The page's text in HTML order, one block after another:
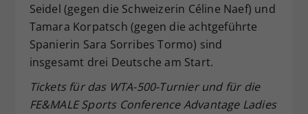
Seidel (gegen die Schweizerin Céline Naef) und
Tamara Korpatsch (gegen die achtgeführte
Spanierin Sara Sorribes Tormo) sind
insgesamt drei Deutsche am Start.
Tickets für das WTA-500-Turnier und für die
FE&MALE Sports Conference Advantage Ladies